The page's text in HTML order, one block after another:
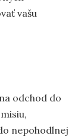
vašu
odchod do
nepohodlnej